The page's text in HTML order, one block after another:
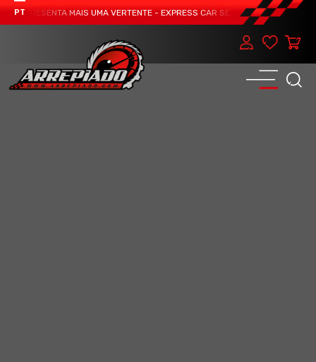
PT MAIS UMA VERTENTE - EXPRESS CAR SERVICE, MANUTENÇÃO DO